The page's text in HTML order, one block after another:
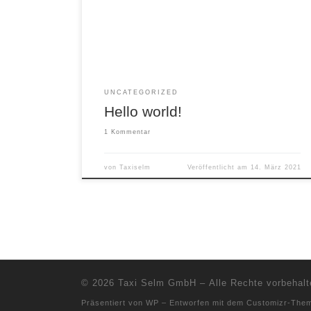
UNCATEGORIZED
Hello world!
1 Kommentar
vonTaxiselm Veröffentlicht am 14. März 2021
© 2026 Taxi Selm GmbH – Alle Rechte
Präsentiert von WP – Entworfen mit dem Customizr-